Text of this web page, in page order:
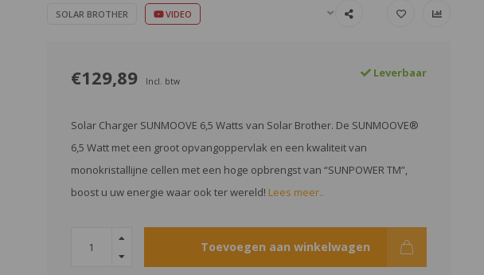
SOLAR BROTHER VIDEO
€129,89 Incl. btw
Leverbaar
Solar Charger SUNMOOVE 6,5 Watts van Solar Brother. De SUNMOOVE®
6,5 Watt met een groot opvangoppervlak en een kwaliteit van
monokristallijne cellen met een hoge opbrengst van “SUNPOWER TM”,
boost u uw energie waar ook ter wereld! Lees meer..
Toevoegen aan winkelwagen